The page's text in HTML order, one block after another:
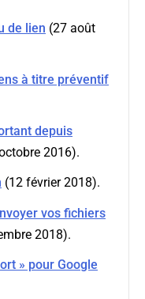
de lien (27 août
à titre préventif
depuis
2016).
(12 février 2018).
vos fichiers
2018).
» pour Google